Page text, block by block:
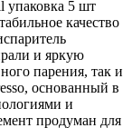
упаковка 5 шт
качество
и яркую
парения, так и
основанный в
и
продуман для